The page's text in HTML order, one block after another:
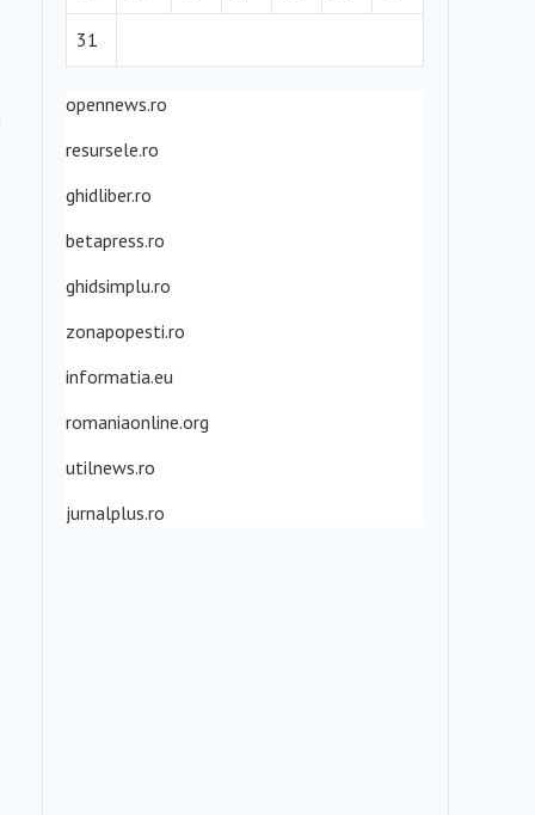
31
opennews.ro
resursele.ro
ghidliber.ro
betapress.ro
ghidsimplu.ro
zonapopesti.ro
informatia.eu
romaniaonline.org
utilnews.ro
jurnalplus.ro